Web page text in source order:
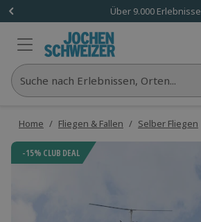
Über 9.000 Erlebnisse
Suche nach Erlebnissen, Orten...
Home / Fliegen & Fallen / Selber Fliegen
-15% CLUB DEAL